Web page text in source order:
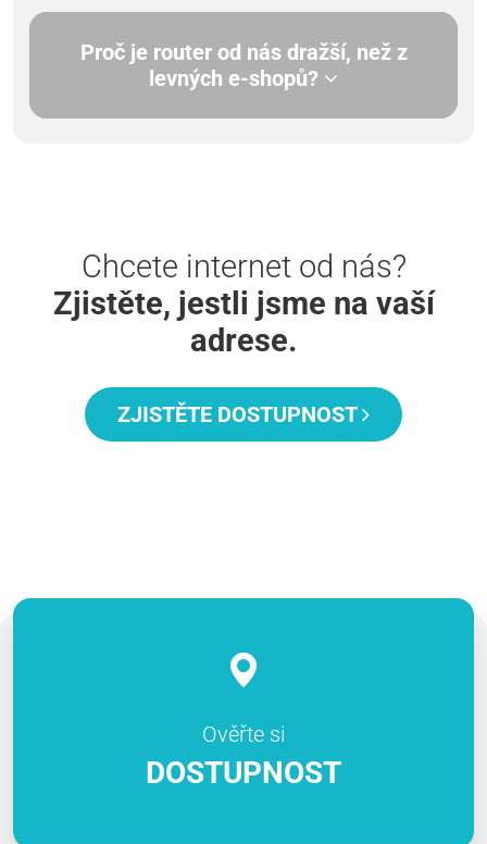
Proč je router od nás dražší, než z
levných e-shopů?
Chcete internet od nás?
Zjistěte, jestli jsme na vaší
adrese.
ZJISTĚTE DOSTUPNOST
Ověřte si
DOSTUPNOST